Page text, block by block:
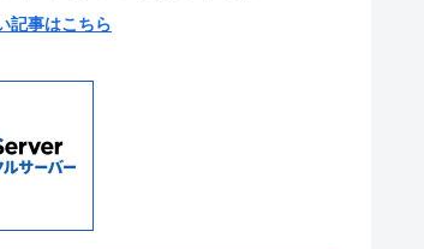
記事はこちら